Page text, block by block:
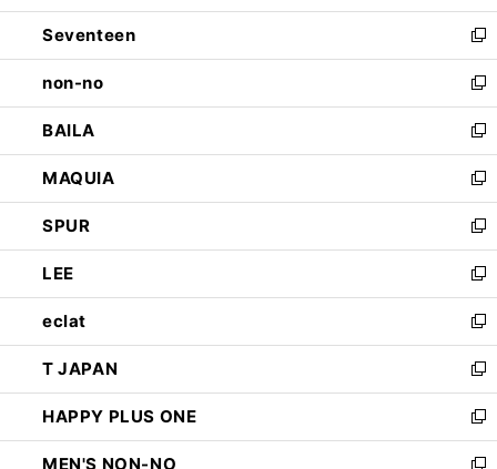
開
く
ウ
で
開
く
ン
ド
ウ
で
開
く
Seventeen
新
し
い
ウ
ィ
ン
ド
ウ
で
開
く
non-no
新
し
い
ウ
ィ
ン
ド
ウ
で
開
く
BAILA
新
し
い
ウ
ィ
ン
ド
ウ
で
開
く
MAQUIA
新
し
い
ウ
ィ
ン
ド
ウ
で
開
く
SPUR
新
し
い
ウ
ィ
ン
ド
ウ
で
開
く
LEE
新
し
い
ウ
ィ
ン
ド
ウ
で
eclat
新
し
い
ウ
ィ
ン
T JAPAN
新
し
い
ウ
HAPPY PLUS ONE
新
し
MEN'S NON-NO